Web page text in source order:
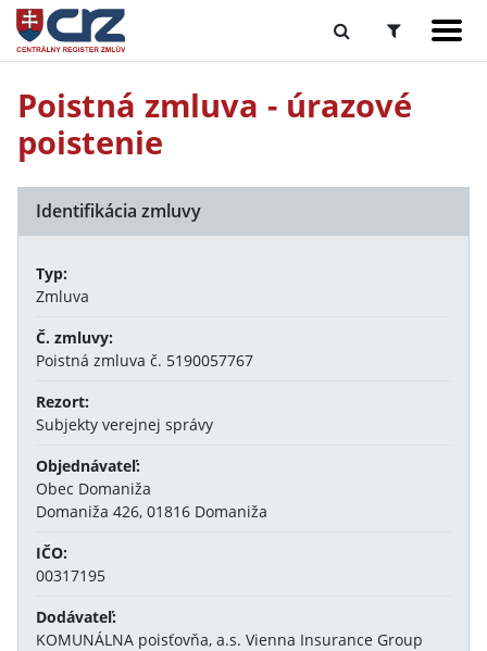
Poistná zmluva - úrazové
poistenie
Identifikácia zmluvy
Typ:
Zmluva
Č. zmluvy:
Poistná zmluva č. 5190057767
Rezort:
Subjekty verejnej správy
Objednávateľ:
Obec Domaniža
Domaniža 426, 01816 Domaniža
IČO:
00317195
Dodávateľ:
KOMUNÁLNA poisťovňa, a.s. Vienna Insurance Group